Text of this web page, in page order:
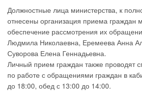
Должностные лица министерства, к
отнесены организация приема граждан
обеспечение рассмотрения их
Людмила Николаевна, Еремеева Анна
Суворова Елена Геннадьевна.
Личный прием граждан также проводят
по работе с обращениями граждан в
до 18:00, обед с 13:00 до 14:00.